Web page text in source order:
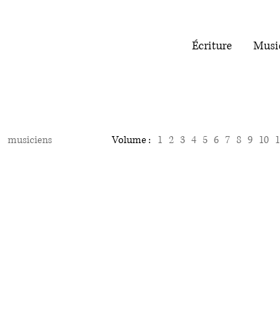
Écriture
musiciens Volume : 1 2 3 4 5 6 7 8 9 10